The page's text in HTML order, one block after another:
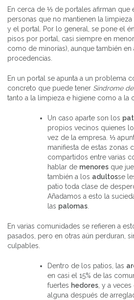
En cerca de ⅓ de portales afirman que
personas que no mantienen la limpieza
y el portal. Por lo general, se pone el
pisos por portal, casi siempre en
como de minorías), aunque también
procedencias.
En un portal se apunta a un problema
concreto que puede tener Síndrome
tanto a la limpieza e higiene como a la
Un caso aparte son los
propios vecinos quienes
vez de la empresa. ⅓
manifiesta de estas zonas
compartidos entre varias
hablar de menores que
también a los adultosse
patio toda clase de
Añadamos a esto la
las palomas.
En varias comunidades se refieren a
pasados, pero en otras aún perduran,
culpables.
Dentro de los patios, las
en casi el 15% de las
fuertes hedores, y a
alguna después de